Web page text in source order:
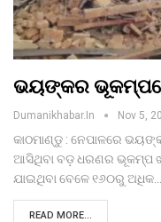
ଭୟଙ୍କର
Dumanikhabar.in Nov 5,
କାଠମାଣ୍ଡୁ : ନେପାଳରେ
ଆସିଥିବା ବଡ଼ ଧରଣର ଭୂକମ୍ପ
ଯାଇଥିବା ବେଳେ ୧୬୦ରୁ ଅଧିକ…
READ MORE...